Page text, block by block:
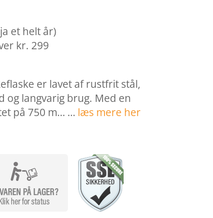
et helt år)
kr. 299
er lavet af rustfrit stål,
og langvarig brug. Med en
på 750 m… … læs mere her